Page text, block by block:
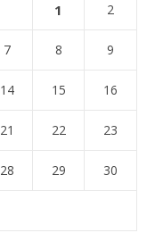
1 2
7 8 9
14 15 16
21 22 23
28 29 30